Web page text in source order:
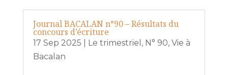
Journal BACALAN n°90 – Résultats du
concours d’écriture
17 Sep 2025 Le trimestriel , N° 90, Vie à
Bacalan